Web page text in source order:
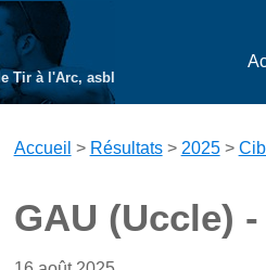
Tir à l'Arc, asbl
Accueil > Résultats> 2025>
GAU (Uccle)